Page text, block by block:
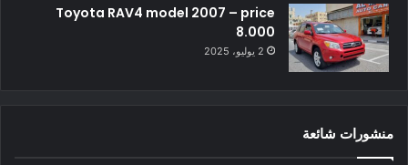
Toyota RAV4 model 2007 – price
8.000
2 يوليو، 2025
منشورات شائعة